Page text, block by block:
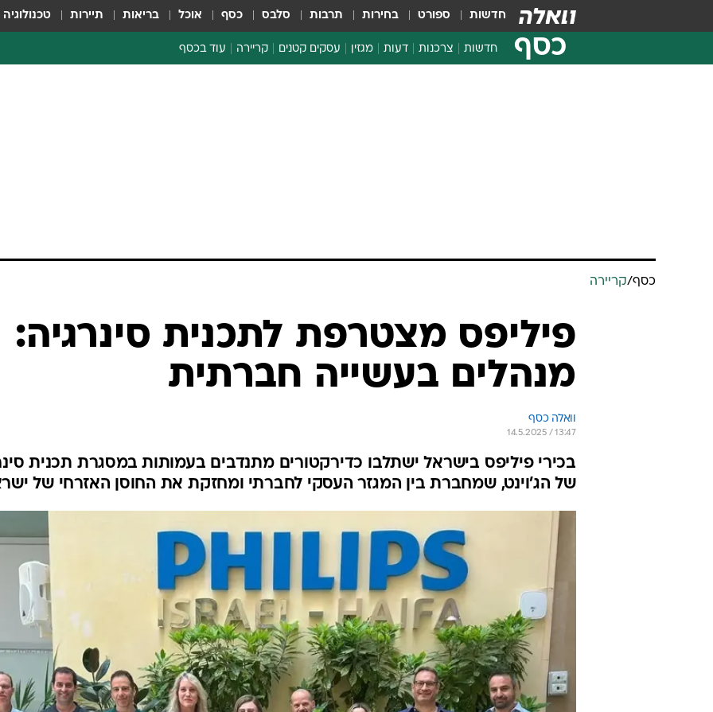
חדשות ספורט בחירות תרבות סלבס כסף אוכל בריאות תיירות טכנולוגיה
כסף חדשות צרכנות דעות מגזין עסקים קטנים קריירה עוד בכסף
כסף/קריירה
פיליפס מצטרפת לתכנית סינרגיה:
מנהלים בעשייה חברתית
וואלה כסף
14.5.2025 / 13:47
בכירי פיליפס בישראל ישתלבו כדירקטורים מתנדבים בעמותות במסגרת תכנית
של הג'וינט, שמחברת בין המגזר העסקי לחברתי ומחזקת את החוסן האזרחי של